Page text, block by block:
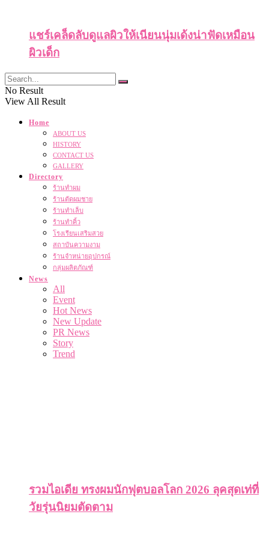
แชร์เคล็ดลับดูแลผิวให้เนียนนุ่มเด้งน่าฟัดเหมือน
ผิวเด็ก
No Result
View All Result
Home
ABOUT US
HISTORY
CONTACT US
GALLERY
Directory
ร้านทำผม
ร้านตัดผมชาย
ร้านทำเล็บ
ร้านทำคิ้ว
โรงเรียนเสริมสวย
สถาบันความงาม
ร้านจำหน่ายอุปกรณ์
กลุ่มผลิตภัณฑ์
News
All
Event
Hot News
New Update
PR News
Story
Trend
รวมไอเดีย ทรงผมนักฟุตบอลโลก 2026 ลุคสุดเท่ที่
วัยรุ่นนิยมตัดตาม